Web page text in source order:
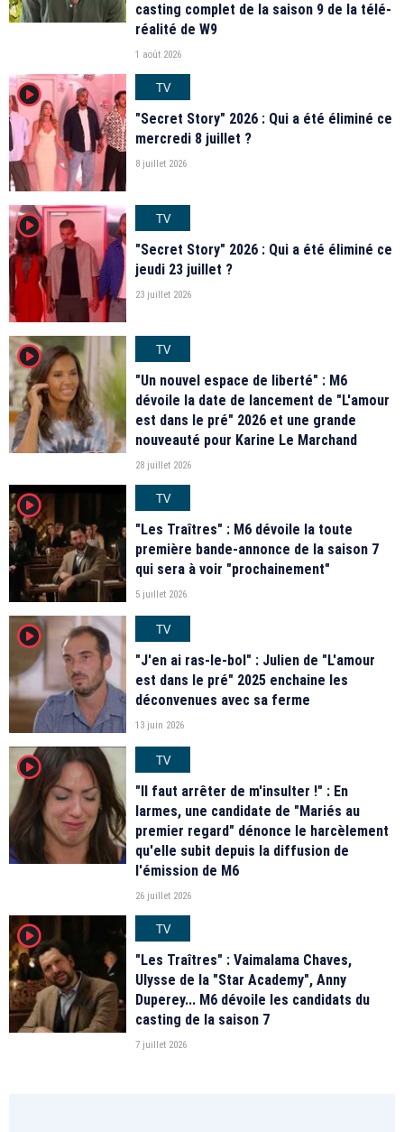
casting complet de la saison 9 de la télé-
réalité de W9
1 août 2026
player2
TV
"Secret Story" 2026 : Qui a été éliminé ce
mercredi 8 juillet ?
8 juillet 2026
player2
TV
"Secret Story" 2026 : Qui a été éliminé ce
jeudi 23 juillet ?
23 juillet 2026
player2
TV
"Un nouvel espace de liberté" : M6
dévoile la date de lancement de "L'amour
est dans le pré" 2026 et une grande
nouveauté pour Karine Le Marchand
28 juillet 2026
player2
TV
"Les Traîtres" : M6 dévoile la toute
première bande-annonce de la saison 7
qui sera à voir "prochainement"
5 juillet 2026
player2
TV
"J'en ai ras-le-bol" : Julien de "L'amour
est dans le pré" 2025 enchaine les
déconvenues avec sa ferme
13 juin 2026
player2
TV
"Il faut arrêter de m'insulter !" : En
larmes, une candidate de "Mariés au
premier regard" dénonce le harcèlement
qu'elle subit depuis la diffusion de
l'émission de M6
26 juillet 2026
player2
TV
"Les Traîtres" : Vaimalama Chaves,
Ulysse de la "Star Academy", Anny
Duperey... M6 dévoile les candidats du
casting de la saison 7
7 juillet 2026